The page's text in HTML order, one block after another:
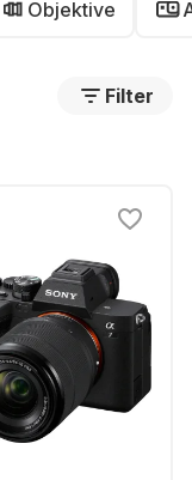
Objektive
Filter